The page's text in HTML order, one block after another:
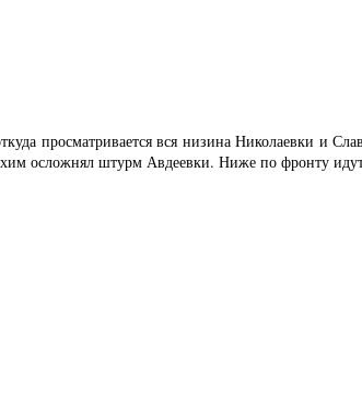
просматривается вся низина Николаевки и
осложнял штурм Авдеевки. Ниже по фронту